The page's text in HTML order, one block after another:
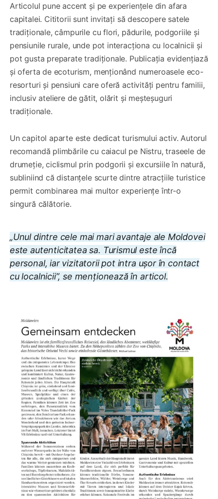
Articolul pune accent și pe experiențele din afara
capitalei. Cititorii sunt invitați să descopere satele
tradiționale, câmpurile cu flori, pădurile, podgoriile și
pensiunile rurale, unde pot interacționa cu localnicii și
pot gusta preparate tradiționale. Publicația evidențiază
și oferta de ecoturism, menționând numeroasele eco-
resorturi și pensiuni care oferă activități pentru familii,
inclusiv ateliere de gătit, olărit și meșteșuguri
tradiționale.
Un capitol aparte este dedicat turismului activ. Autorul
recomandă plimbările cu caiacul pe Nistru, traseele de
drumeție, ciclismul prin podgorii și excursiile în natură,
subliniind că distanțele scurte dintre atracțiile turistice
permit combinarea mai multor experiențe într-o
singură călătorie.
„Unul dintre cele mai mari avantaje ale Moldovei
este autenticitatea sa. Turismul este încă
personal, iar vizitatorii pot intra ușor în contact
cu localnicii”, se menționează în articol.